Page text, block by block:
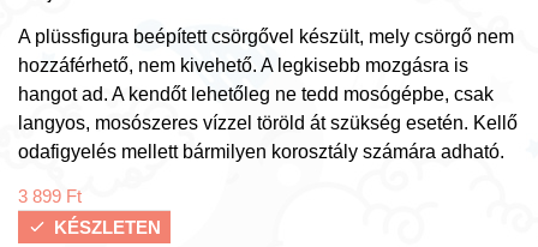
A plüssfigura beépített csörgővel készült, mely csörgő nem
hozzáférhető, nem kivehető. A legkisebb mozgásra is
hangot ad. A kendőt lehetőleg ne tedd mosógépbe, csak
langyos, mosószeres vízzel töröld át szükség esetén. Kellő
odafigyelés mellett bármilyen korosztály számára adható.
3 899 Ft
KÉSZLETEN